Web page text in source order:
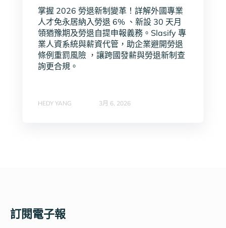
掌握 2026 勞退新制變革！詳解外國專業
人才免永居納入勞退 6% 、新設 30 天月
領猶豫期及勞退自提申報義務。Slasify 專
業人資系統與薪資代管，助企業避開勞退
條例重罰風險 ，讓跨國發薪與勞退新制查
詢更合規。
HEDY YANG 3月 6, 2026
訂閱電子報